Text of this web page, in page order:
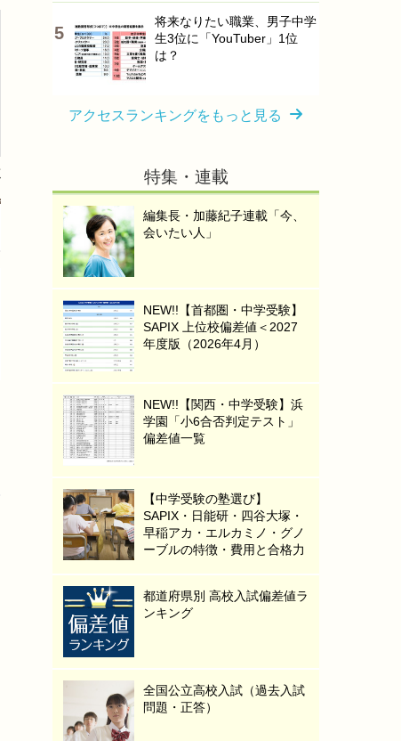
将来なりたい職業、男子中学
生3位に「YouTuber」1位
は？
アクセスランキングをもっと見る
特集・連載
編集長・加藤紀子連載「今、
会いたい人」
NEW!!【首都圏・中学受験】
SAPIX 上位校偏差値＜2027
年度版（2026年4月）
NEW!!【関西・中学受験】浜
学園「小6合否判定テスト」
偏差値一覧
【中学受験の塾選び】
SAPIX・日能研・四谷大塚・
早稲アカ・エルカミノ・グノ
ーブルの特徴・費用と合格力
都道府県別 高校入試偏差値ラ
ンキング
全国公立高校入試（過去入試
問題・正答）